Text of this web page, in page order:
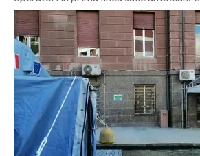
CRONACA
ITALIA
MONDO
POLITICA
ECONOMIA
SERVIZI ALLE IMPRESE